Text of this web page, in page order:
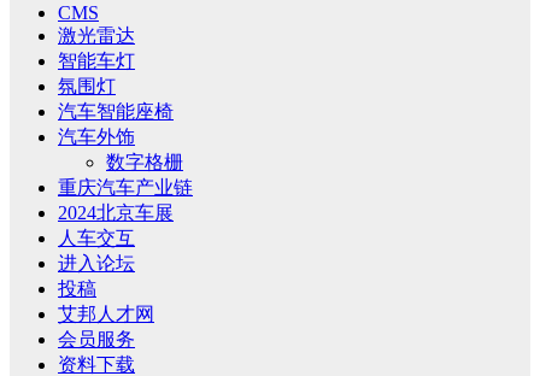
CMS
激光雷达
智能车灯
氛围灯
汽车智能座椅
汽车外饰
数字格栅
重庆汽车产业链
2024北京车展
人车交互
进入论坛
投稿
艾邦人才网
会员服务
资料下载